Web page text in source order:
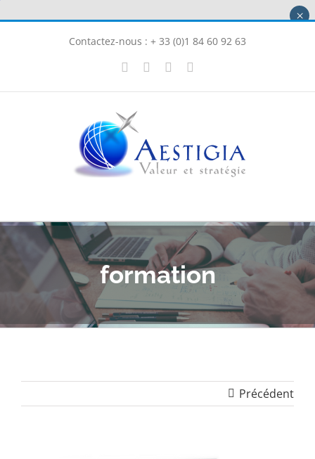
Contactez-nous : + 33 (0)1 84 60 92 63
LinkedInInstagram
formation
Précédent
×